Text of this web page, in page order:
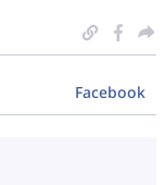
Facebook